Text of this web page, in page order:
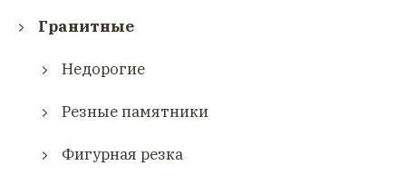
Гранитные
Недорогие
Резные памятники
Фигурная резка